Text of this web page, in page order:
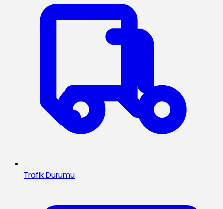
Trafik Durumu